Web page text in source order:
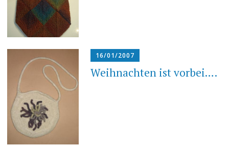
16/01/2007
Weihnachten ist vorbei….